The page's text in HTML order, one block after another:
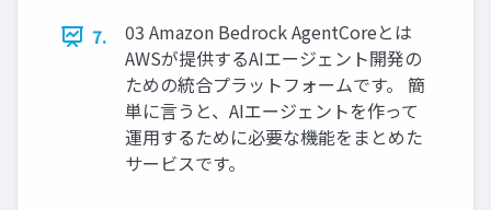
7.
03 Amazon Bedrock AgentCoreとは
AWSが提供するAIエージェント開発の
ための統合プラットフォームです。 簡
単に言うと、AIエージェントを作って
運用するために必要な機能をまとめた
サービスです。